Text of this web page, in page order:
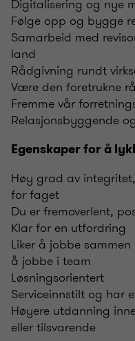
Digitalisering og nye
Følge opp og bygge
Samarbeid med
land
Rådgivning rundt
Være den foretrukne
Fremme vår
Relasjonsbyggende
Egenskaper for å
Høy grad av
for faget
Du er fremoverlent,
Klar for en utfordring
Liker å jobbe
å jobbe i team
Løsningsorientert
Serviceinnstilt og har
Høyere utdanning
eller tilsvarende